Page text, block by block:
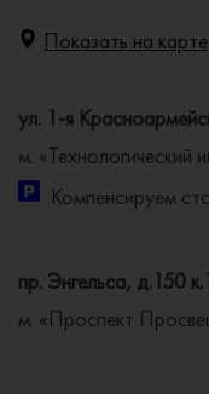
Показать на карте
ул. 1-я
м. «Технологический
Компенсируем
пр. Энгельса, д.150
м. «Проспект